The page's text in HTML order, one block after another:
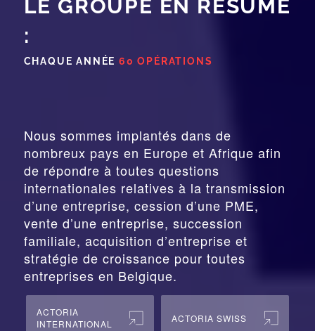
LE GROUPE EN RÉSUMÉ
:
CHAQUE ANNÉE 60 OPÉRATIONS
Nous sommes implantés dans de
nombreux pays en Europe et Afrique afin
de répondre à toutes questions
internationales relatives à la transmission
d’une entreprise, cession d’une PME,
vente d’une entreprise, succession
familiale, acquisition d’entreprise et
stratégie de croissance pour toutes
entreprises en Belgique.
ACTORIA
INTERNATIONAL
ACTORIA SWISS